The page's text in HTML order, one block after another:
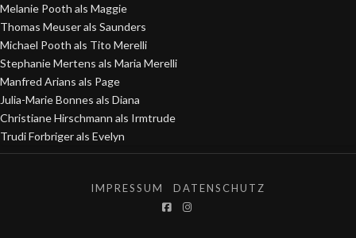
Melanie Pooth als Maggie
Thomas Meuser als Saunders
Michael Pooth als Tito Merelli
Stephanie Mertens als Maria Merelli
Manfred Arians als Page
Julia-Marie Bonnes als Diana
Christiane Hirschmann als Irmtrude
Trudi Forbriger als Evelyn
IMPRESSUM DATENSCHUTZ